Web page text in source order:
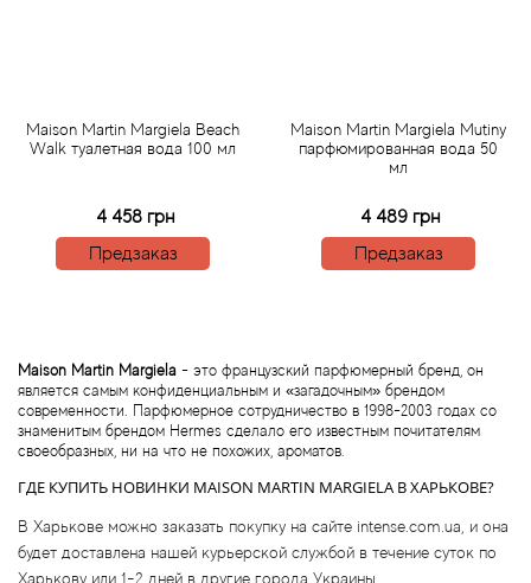
Maison Martin Margiela Beach
Walk туалетная вода 100 мл
4 458 грн
Предзаказ
Maison Martin Margiela Mutiny
парфюмированная вода 50
мл
4 489 грн
Предзаказ
Maison Martin Margiela - это французский парфюмерный бренд, он
является самым конфиденциальным и «загадочным» брендом
современности. Парфюмерное сотрудничество в 1998-2003 годах со
знаменитым брендом Hermes сделало его известным почитателям
своеобразных, ни на что не похожих, ароматов.
ГДЕ КУПИТЬ НОВИНКИ MAISON MARTIN MARGIELA В ХАРЬКОВЕ?
В Харькове можно заказать покупку на сайте intense.com.ua, и она
будет доставлена нашей курьерской службой в течение суток по
Харькову или 1-2 дней в другие города Украины.
Beyonce
Biehl Parfumkunstwerke
Bill Blass
Biotherm
Blackglama
Blumarine